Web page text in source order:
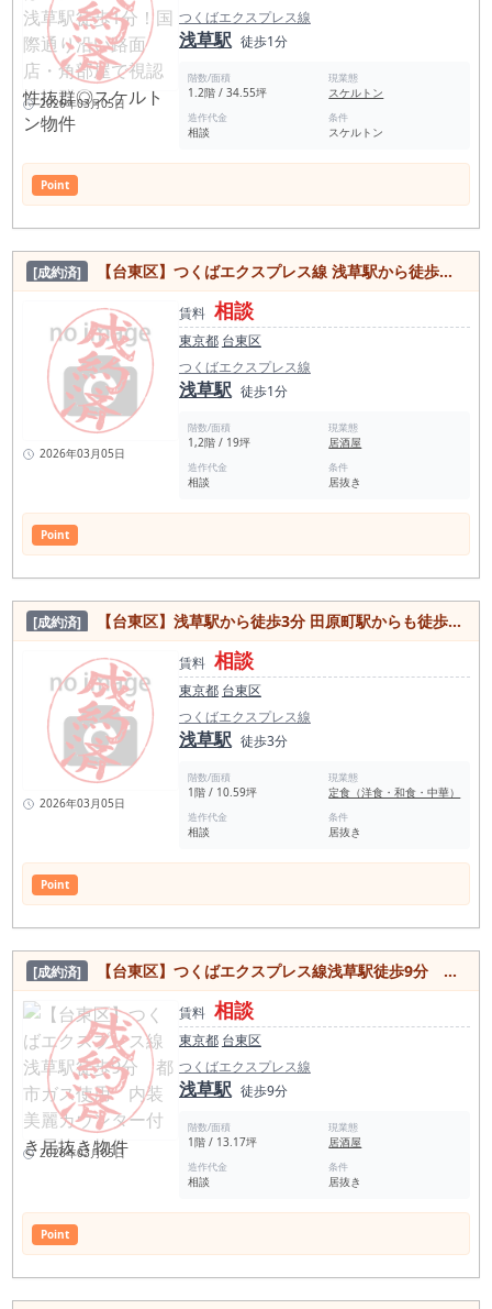
2026年03月05日
つくばエクスプレス線
浅草駅 徒歩1分
階数/面積
1.2階 / 34.55坪
現業態
スケルトン
造作代金
相談
条件
スケルトン
Point
[成約済] 【台東区】つくばエクスプレス線 浅草駅から徒歩約1分の駅目の前！人気エリア、物販・飲食可能居抜き物件
2026年03月05日
賃料 相談
東京都 台東区
つくばエクスプレス線
浅草駅 徒歩1分
階数/面積
1,2階 / 19坪
現業態
居酒屋
造作代金
相談
条件
居抜き
Point
[成約済] 【台東区】浅草駅から徒歩3分 田原町駅からも徒歩7分 かっぱ橋本通りに面した路面の「ときわ食堂」居抜き物件
2026年03月05日
賃料 相談
東京都 台東区
つくばエクスプレス線
浅草駅 徒歩3分
階数/面積
1階 / 10.59坪
現業態
定食（洋食・和食・中華）
造作代金
相談
条件
居抜き
Point
[成約済] 【台東区】つくばエクスプレス線浅草駅徒歩9分 都市ガス使用 内装美麗カウンター付き居抜き物件
2026年03月05日
賃料 相談
東京都 台東区
つくばエクスプレス線
浅草駅 徒歩9分
階数/面積
1階 / 13.17坪
現業態
居酒屋
造作代金
相談
条件
居抜き
Point